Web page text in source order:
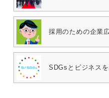
採用のための企業
SDGsとビジネス